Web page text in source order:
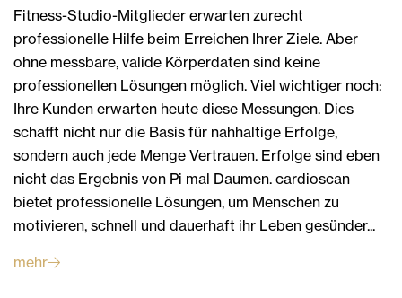
Fitness-Studio-Mitglieder erwarten zurecht
professionelle Hilfe beim Erreichen Ihrer Ziele. Aber
ohne messbare, valide Körperdaten sind keine
professionellen Lösungen möglich. Viel wichtiger noch:
Ihre Kunden erwarten heute diese Messungen. Dies
schafft nicht nur die Basis für nahhaltige Erfolge,
sondern auch jede Menge Vertrauen. Erfolge sind eben
nicht das Ergebnis von Pi mal Daumen. cardioscan
bietet professionelle Lösungen, um Menschen zu
motivieren, schnell und dauerhaft ihr Leben gesünder...
mehr